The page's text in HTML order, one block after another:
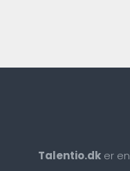
Talentio.dk er en